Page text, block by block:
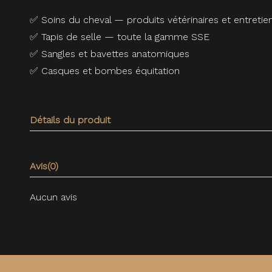
✅ Soins du cheval — produits vétérinaires et
✅ Tapis de selle — toute la gamme SSE
✅ Sangles et bavettes anatomiques
✅ Casques et bombes équitation
Détails du produit
Avis(0)
Aucun avis